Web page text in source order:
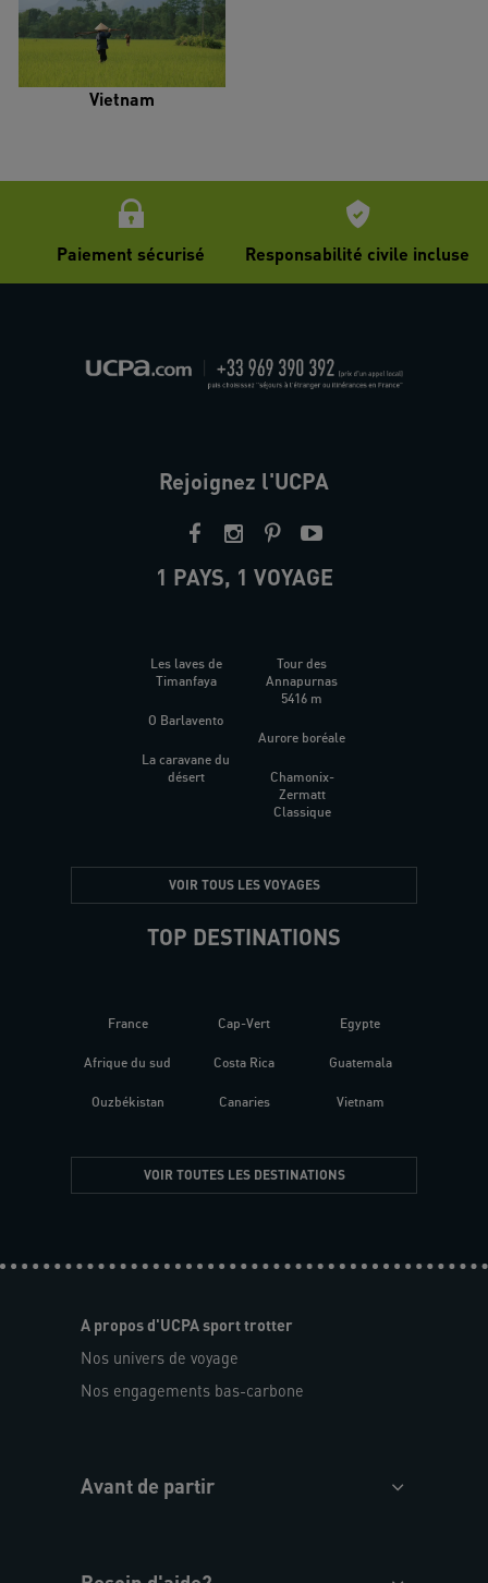
Vietnam
Paiement sécurisé Responsabilité civile incluse
Rejoignez l'UCPA
1 PAYS, 1 VOYAGE
Les laves de
Timanfaya
O Barlavento
La caravane du
désert
Tour des
Annapurnas
5416 m
Aurore boréale
Chamonix-
Zermatt
Classique
VOIR TOUS LES VOYAGES
TOP DESTINATIONS
France
Afrique du sud
Ouzbékistan
Cap-Vert
Costa Rica
Canaries
Egypte
Guatemala
Vietnam
VOIR TOUTES LES DESTINATIONS
A propos d'UCPA sport trotter
Nos univers de voyage
Nos engagements bas-carbone
Avant de partir